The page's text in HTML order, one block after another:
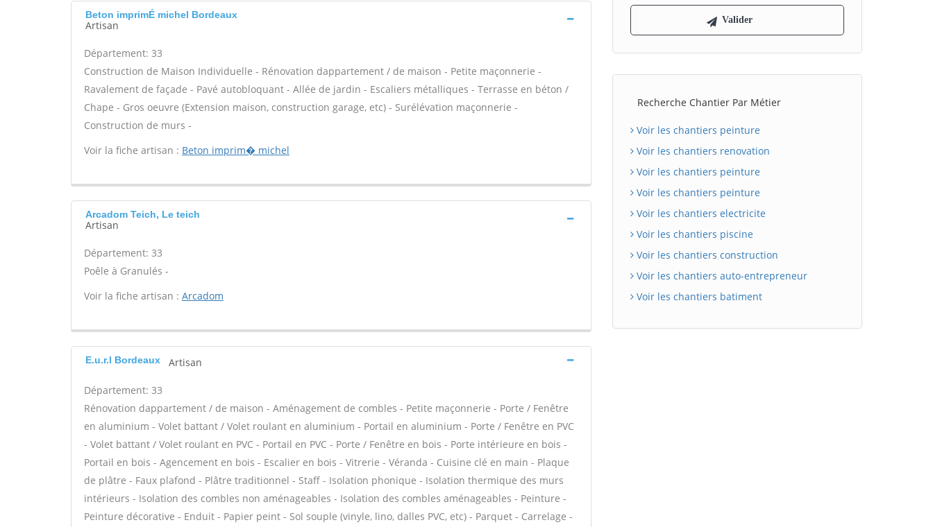
Beton imprimÉ michel Bordeaux
Artisan
Département: 33
Construction de Maison Individuelle - Rénovation dappartement / de maison - Petite maçonnerie -
Ravalement de façade - Pavé autobloquant - Allée de jardin - Escaliers métalliques - Terrasse en béton /
Chape - Gros oeuvre (Extension maison, construction garage, etc) - Surélévation maçonnerie -
Construction de murs -
Voir la fiche artisan : Beton imprim� michel
Arcadom Teich, Le teich
Artisan
Département: 33
Poêle à Granulés -
Voir la fiche artisan : Arcadom
E.u.r.l Bordeaux Artisan
Département: 33
Rénovation dappartement / de maison - Aménagement de combles - Petite maçonnerie - Porte / Fenêtre
en aluminium - Volet battant / Volet roulant en aluminium - Portail en aluminium - Porte / Fenêtre en PVC
- Volet battant / Volet roulant en PVC - Portail en PVC - Porte / Fenêtre en bois - Porte intérieure en bois -
Portail en bois - Agencement en bois - Escalier en bois - Vitrerie - Véranda - Cuisine clé en main - Plaque
de plâtre - Faux plafond - Plâtre traditionnel - Staff - Isolation phonique - Isolation thermique des murs
intérieurs - Isolation des combles non aménageables - Isolation des combles aménageables - Peinture -
Peinture décorative - Enduit - Papier peint - Sol souple (vinyle, lino, dalles PVC, etc) - Parquet - Carrelage -
Recherche Chantier Par Métier
Voir les chantiers peinture
Voir les chantiers renovation
Voir les chantiers peinture
Voir les chantiers peinture
Voir les chantiers electricite
Voir les chantiers piscine
Voir les chantiers construction
Voir les chantiers auto-entrepreneur
Voir les chantiers batiment